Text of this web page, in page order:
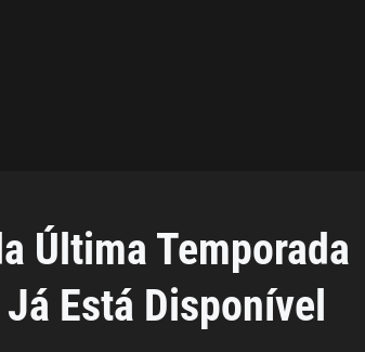
Última Temporada
Está Disponível